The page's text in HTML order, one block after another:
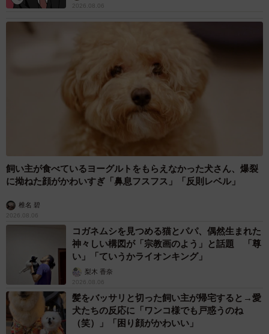
2026.08.06
飼い主が食べているヨーグルトをもらえなかった犬さん、爆裂
に拗ねた顔がかわいすぎ「鼻息フスフス」「反則レベル」
椎名 碧
2026.08.06
コガネムシを見つめる猫とパパ、偶然生まれた
神々しい構図が「宗教画のよう」と話題 「尊
い」「ていうかライオンキング」
梨木 香奈
2026.08.06
髪をバッサリと切った飼い主が帰宅すると→愛
犬たちの反応に「ワンコ様でも戸惑うのね
（笑）」「困り顔がかわいい」